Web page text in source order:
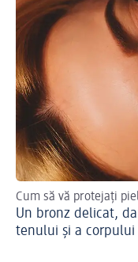
Cum să vă protejați
Un bronz delicat,
tenului și a corpului